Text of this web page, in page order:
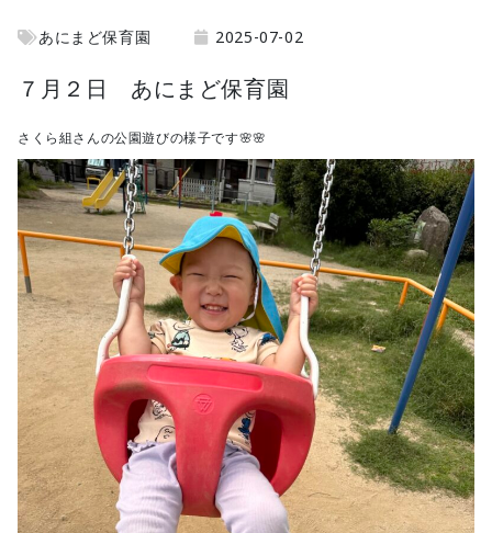
あにまど保育園 2025-07-02
７月２日 あにまど保育園
さくら組さんの公園遊びの様子です🌸🌸